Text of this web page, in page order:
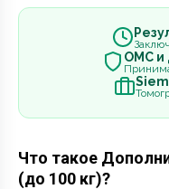
ОМС и
Что такое
(до 100 кг)?